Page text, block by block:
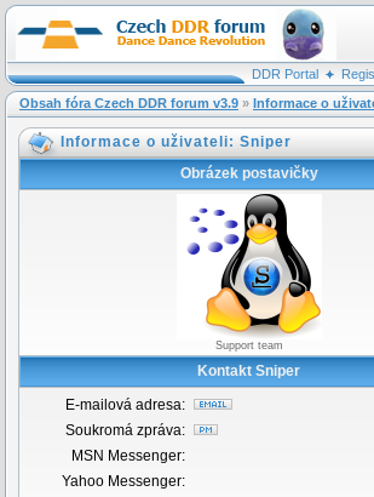
DDR Portal
Obsah fóra Czech DDR forum v3.9 » Informace o
Informace o uživateli: Sniper
Obrázek postavičky
Support team
Kontakt Sniper
E-mailová adresa:
Soukromá zpráva:
MSN Messenger:
Yahoo Messenger: